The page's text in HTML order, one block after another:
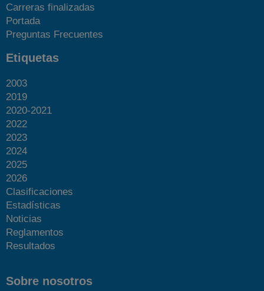
Carreras finalizadas
Portada
Preguntas Frecuentes
Etiquetas
2003
2019
2020-2021
2022
2023
2024
2025
2026
Clasificaciones
Estadísticas
Noticias
Reglamentos
Resultados
Sobre nosotros